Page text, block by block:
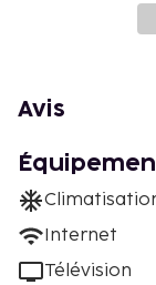
Avis
Internet
Télévision